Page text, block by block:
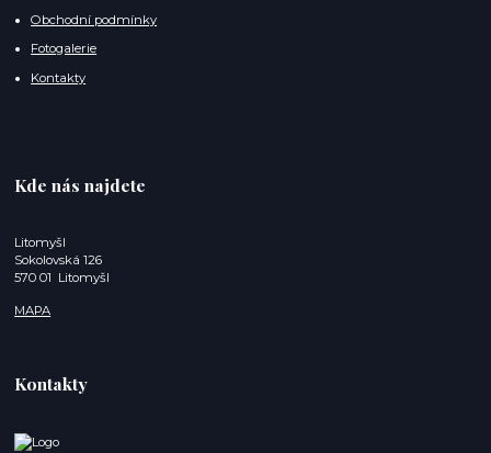
Obchodní podmínky
Fotogalerie
Kontakty
Kde nás najdete
Litomyšl
Sokolovská 126
570 01 Litomyšl
MAPA
Kontakty